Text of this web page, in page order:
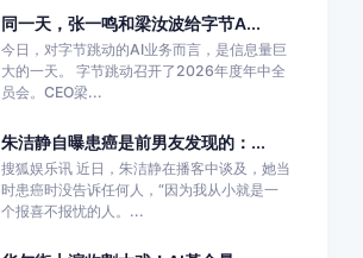
同一天，张一鸣和梁汝波给字节A...
今日，对字节跳动的AI业务而言，是信息量巨
大的一天。 字节跳动召开了2026年度年中全
员会。CEO梁...
朱洁静自曝患癌是前男友发现的：...
搜狐娱乐讯 近日，朱洁静在播客中谈及，她当
时患癌时没告诉任何人，“因为我从小就是一
个报喜不报忧的人。...